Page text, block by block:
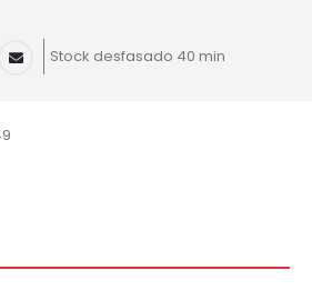
Stock desfasado 40 min